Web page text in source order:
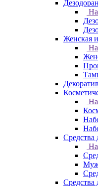
Женская
Средства
Средства